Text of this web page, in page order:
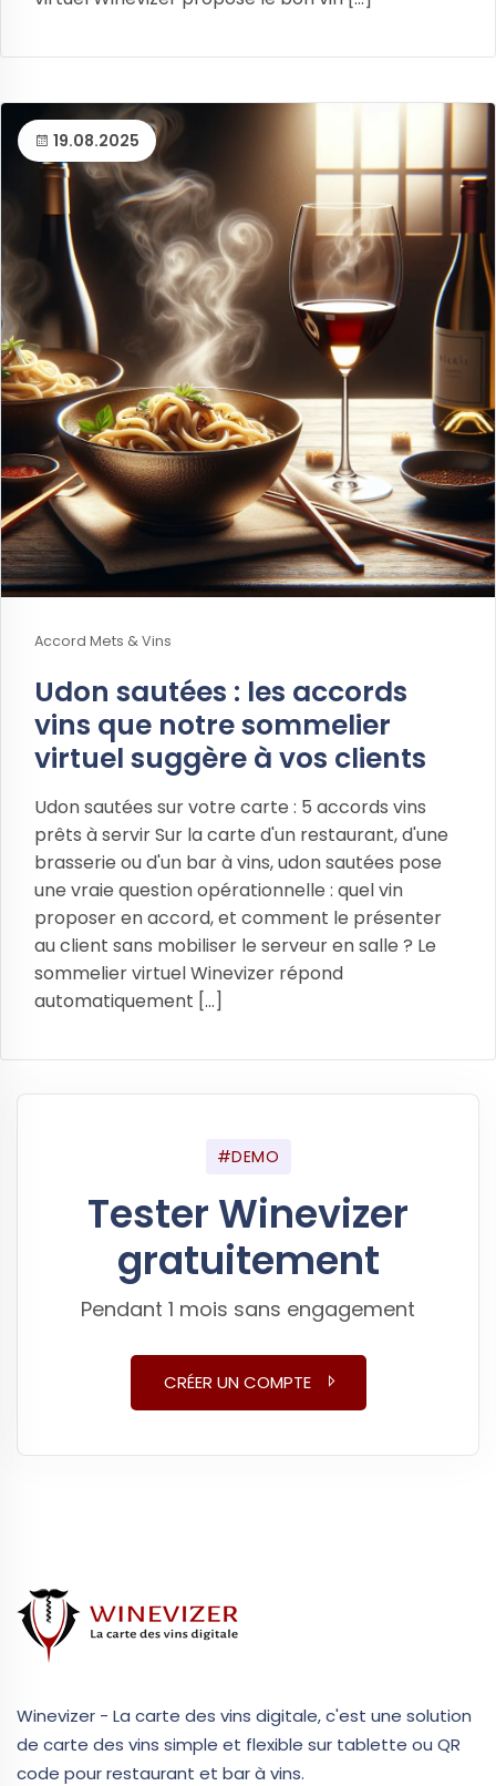
19.08.2025
Accord Mets & Vins
Udon sautées : les accords
vins que notre sommelier
virtuel suggère à vos clients
Udon sautées sur votre carte : 5 accords vins
prêts à servir Sur la carte d'un restaurant, d'une
brasserie ou d'un bar à vins, udon sautées pose
une vraie question opérationnelle : quel vin
proposer en accord, et comment le présenter
au client sans mobiliser le serveur en salle ? Le
sommelier virtuel Winevizer répond
automatiquement [...]
#DEMO
Tester Winevizer
gratuitement
Pendant 1 mois sans engagement
CRÉER UN COMPTE
Winevizer - La carte des vins digitale, c'est une solution
de carte des vins simple et flexible sur tablette ou QR
code pour restaurant et bar à vins.